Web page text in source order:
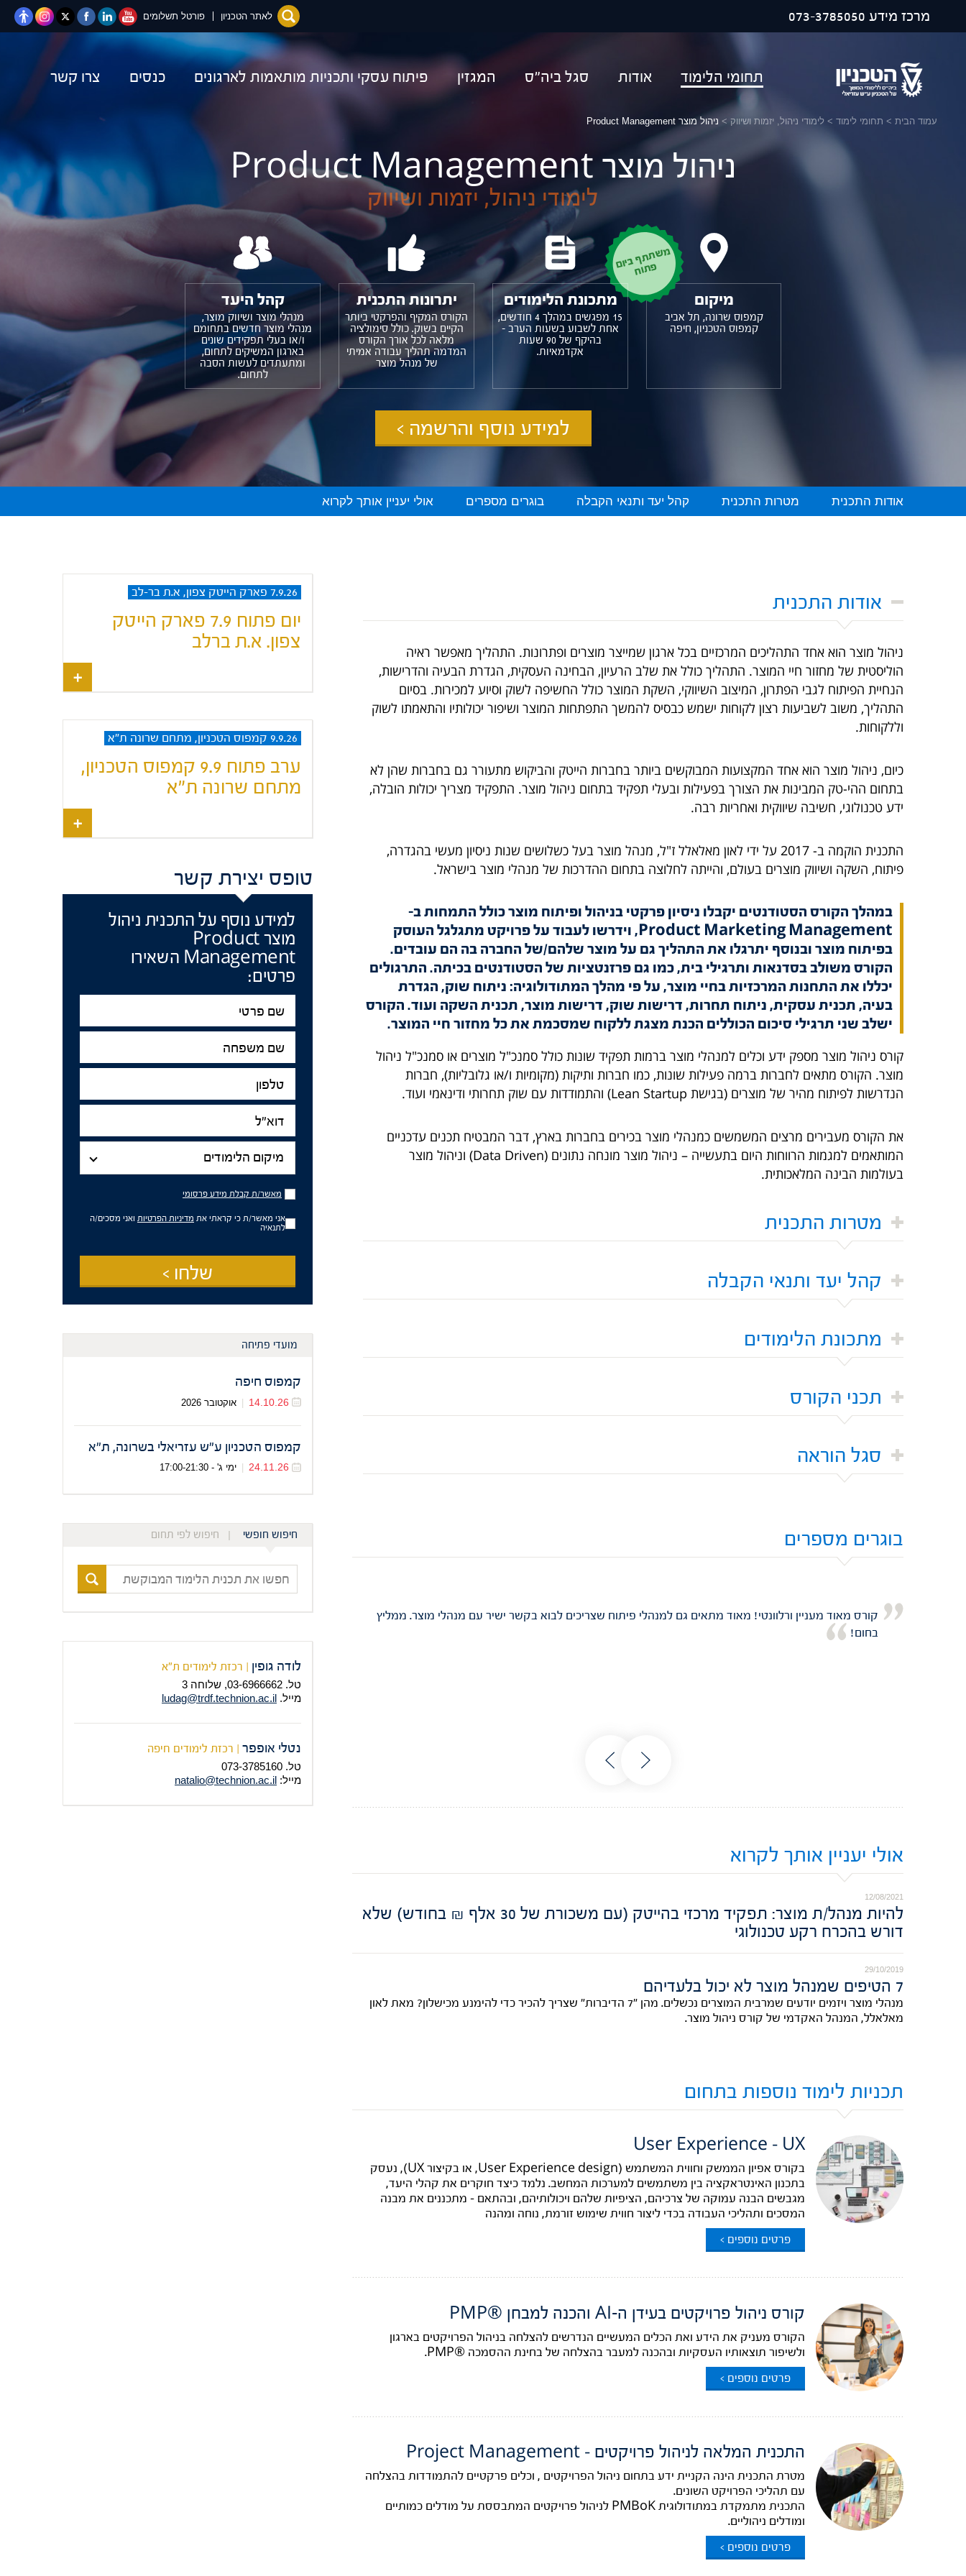
תחומי הלימוד אודות סגל ביה"ס המגזין פיתוח עסקי ותכניות מותאמות לארגונים כנסים צרו קשר
לאתר הטכניון פורטל תשלומים יוטיוב לינקדאיןפייסבוקטוויטרInstagram מרכז מידע
עמוד הבית > תחומי לימוד > לימודי ניהול, יזמות ושיווק > ניהול מוצר Product Management
ניהול מוצר Product Management
לימודי ניהול, יזמות ושיווק
מ
ש
ת
ת
ף
ב
יום
פ
ת
וח
מיקום
קמפוס שרונה, תל אביב
קמפוס הטכניון, חיפה
מתכונת הלימודים
15 מפגשים במהלך 4 חודשים,
אחת לשבוע בשעות הערב -
בהיקף של 90 שעות
אקדמאיות.
יתרונות התכנית
הקורס המקיף והפרקטי ביותר
הקיים בשוק. כולל סימולציה
מלאה לכל אורך הקורס
המדמה תהליך עבודה אמיתי
של מנהל מוצר
קהל היעד
מנהלי מוצר ושיווק מוצר,
מנהלי מוצר חדשים בתחומם
ו/או בעלי תפקידים שונים
בארגון המשיקים לתחום,
ומתעתדים לעשות הסבה
לתחום.
למידע נוסף והרשמה >
אודות התכנית מטרות התכנית קהל יעד ותנאי הקבלה בוגרים מספרים אולי יעניין אותך לקרוא
אודות התכנית
ניהול מוצר הוא אחד התהליכים המרכזיים בכל ארגון שמייצר מוצרים ופתרונות. התהליך מאפשר ראיה
הוליסטית של מחזור חיי המוצר. התהליך כולל את שלב הרעיון, הבחינה העסקית, הגדרת הבעיה והדרישות,
הנחיית הפיתוח לגבי הפתרון, המיצוב השיווקי, השקת המוצר כולל החשיפה לשוק וסיוע למכירות. בסיום
התהליך, משוב לשביעות רצון לקוחות ישמש כבסיס להמשך התפתחות המוצר ושיפור יכולותיו והתאמתו לשוק
וללקוחות.
כיום, ניהול מוצר הוא אחד המקצועות המבוקשים ביותר בחברות הייטק והביקוש מתעורר גם בחברות שהן לא
בתחום ההי-טק המבינות את הצורך בפעילות ובעלי תפקיד בתחום ניהול מוצר. התפקיד מצריך יכולות הובלה,
ידע טכנולוגי, חשיבה שיווקית ואחריות רבה.
התכנית הוקמה ב- 2017 על ידי לאון מאלאלל ז"ל, מנהל מוצר בעל כשלושים שנות ניסיון מעשי בהגדרה,
פיתוח, השקה ושיווק מוצרים בעולם, והייתה לחלוצה בתחום ההדרכות של מנהלי מוצר בישראל.
במהלך הקורס הסטודנטים יקבלו ניסיון פרקטי בניהול ופיתוח מוצר כולל התמחות ב-
Product Marketing Management, וידרשו לעבוד על פרויקט מתגלגל העוסק
בפיתוח מוצר ובנוסף יתרגלו את התהליך גם על מוצר שלהם/של החברה בה הם עובדים.
הקורס משולב בסדנאות ותרגילי בית, כמו גם פרזנטציות של הסטודנטים בכיתה. התרגולים
יכללו את התחנות המרכזיות בחיי מוצר, על פי מהלך המתודולוגיה: ניתוח שוק, הגדרת
בעיה, תכנית עסקית, ניתוח תחרות, דרישות שוק, דרישות מוצר, תכנית השקה ועוד. הקורס
ישלב שני תרגילי סיכום הכוללים הכנת מצגת ללקוח שמסכמת את כל מחזור חיי המוצר.
קורס ניהול מוצר מספק ידע וכלים למנהלי מוצר ברמות תפקיד שונות כולל סמנכ"ל מוצרים או סמנכ"ל ניהול
מוצר. הקורס מתאים לחברות ברמה פעילות שונות, כמו חברות ותיקות (מקומיות ו/או גלובליות), חברות
הנדרשות לפיתוח מהיר של מוצרים (בגישת Lean Startup) והתמודדות עם שוק תחרותי ודינאמי ועוד.
את הקורס מעבירים מרצים המשמשים כמנהלי מוצר בכירים בחברות בארץ, דבר המבטיח תכנים עדכניים
המותאמים למגמות הרווחות היום בתעשייה – ניהול מוצר מונחה נתונים (Data Driven) וניהול מוצר
בעולמות הבינה המלאכותית.
מטרות התכנית
קהל יעד ותנאי הקבלה
מתכונת הלימודים
תכני הקורס
סגל הוראה
בוגרים מספרים
קורס מאוד מעניין ורלוונטי! מאוד מתאים גם למנהלי פיתוח שצריכים לבוא בקשר ישיר עם מנהלי מוצר. ממליץ
בחום!
אני מאד מרוצה מקצועית מהקורס. לאון מרצה מצויין, מעניין,
אולי יעניין אותך לקרוא
12/08/2021
להיות מנהל/ת מוצר: תפקיד מרכזי בהייטק (עם משכורת של 30 אלף ₪ בחודש) שלא
דורש בהכרח רקע טכנולוגי
29/10/2019
7 הטיפים שמנהל מוצר לא יכול בלעדיהם
מנהלי מוצר ויזמים יודעים שמרבית המוצרים נכשלים. מהן "7 הדיברות" שצריך להכיר כדי להימנע מכישלון? מאת לאון
מאלאלל, המנהל האקדמי של קורס ניהול מוצר.
תכניות לימוד נוספות בתחום
User Experience – UX
בקורס אפיון הממשק וחווית המשתמש (User Experience design, או בקיצור UX), נעסק
בתכנון האינטראקציה בין משתמשים למערכות המחשב. נלמד כיצד חוקרים את קהלי היעד,
מגבשים הבנה עמוקה של צרכיהם, הציפיות שלהם ויכולותיהם, ובהתאם – מתכננים את מבנה
המסכים ותהליכי העבודה בכדי ליצור חווית שימוש זורמת, נוחה ומהנה
פרטים נוספים >
קורס ניהול פרויקטים בעידן ה-AI והכנה למבחן ®PMP
הקורס מעניק את הידע ואת הכלים המעשיים הנדרשים להצלחה בניהול הפרויקטים בארגון
ולשיפור תוצאותיו העסקיות ובהכנה למעבר בהצלחה של בחינת ההסמכה ®PMP.
פרטים נוספים >
התכנית המלאה לניהול פרויקטים – Project Management
מטרת התכנית הינה הקניית ידע בתחום ניהול הפרויקטים , וכלים פרקטיים להתמודדות בהצלחה
עם תהליכי הפרויקט השונים.
התכנית מתמקדת במתודולוגית PMBoK לניהול פרויקטים המתבססת על מודלים כמותיים
ומודלים ניהוליים.
פרטים נוספים >
7.9.26 פארק הייטק צפון, א.ת בר-לב
יום פתוח 7.9 פארק הייטק
צפון. א.ת ברלב
9.9.26 קמפוס הטכניון, מתחם שרונה ת"א
ערב פתוח 9.9 קמפוס הטכניון,
מתחם שרונה ת"א
טופס יצירת קשר
למידע נוסף על התכנית ניהול
מוצר Product
Management השאירו
פרטים:
שם
פרטי
שם
משפחה
טלפון
דוא"ל
מיקום
הלימודים
מיקום הלימודים
מאשר/ת
קבלת
פרסומי
מאשר/ת קבלת מידע פרסומי
אני מאשר/ת כי קראתי את מדיניות הפרטיות ואני מסכים/ה
לתנאיה
שלחו >
מועדי פתיחה
קמפוס חיפה
14.10.26
| אוקטובר 2026
קמפוס הטכניון ע"ש עזריאלי בשרונה, ת"א
24.11.26 ימי ג' - 17:00-21:30
חיפוש חופשי חיפוש לפי תחום
חפשו
את
תכנית
הלימוד
לודה גופין | רכזת לימודים ת"א
טל. 03-6966662, שלוחה 3
מייל. ludag@trdf.technion.ac.il
נטלי אופפר | רכזת לימודים חיפה
טל. 073-3785160
מייל: natalio@technion.ac.il